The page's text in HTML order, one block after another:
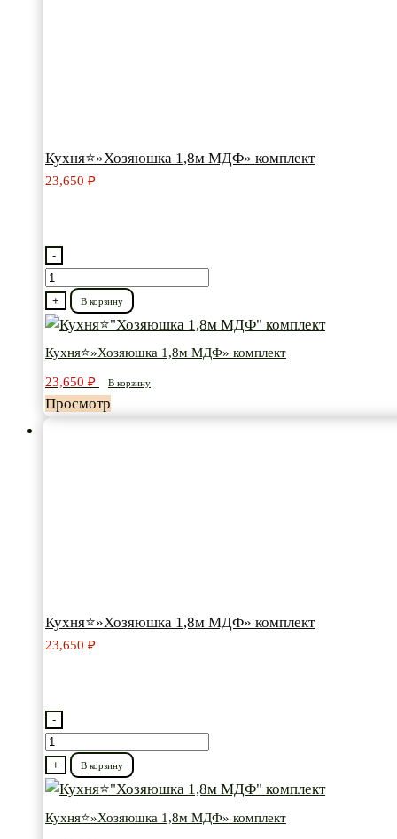
Кухня⭐»Хозяюшка 1,8м МДФ» комплект
23,650 ₽
-
Количество
товара
Кухня⭐"Хозяюшка
МДФ"
комплект
+ В корзину
Кухня⭐»Хозяюшка 1,8м МДФ» комплект
23,650 ₽ В корзину
Просмотр
Кухня⭐»Хозяюшка 1,8м МДФ» комплект
23,650 ₽
-
Количество
товара
Кухня⭐"Хозяюшка
МДФ"
+ В корзину
Кухня⭐»Хозяюшка 1,8м МДФ» комплект